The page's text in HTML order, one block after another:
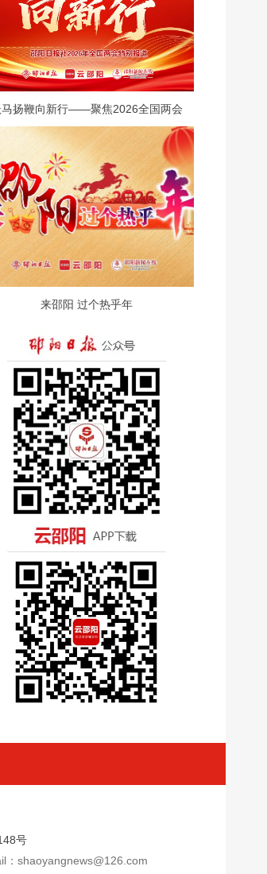
马扬鞭向新行——聚焦2026全国两会
来邵阳 过个热乎年
号
：shaoyangnews@126.com